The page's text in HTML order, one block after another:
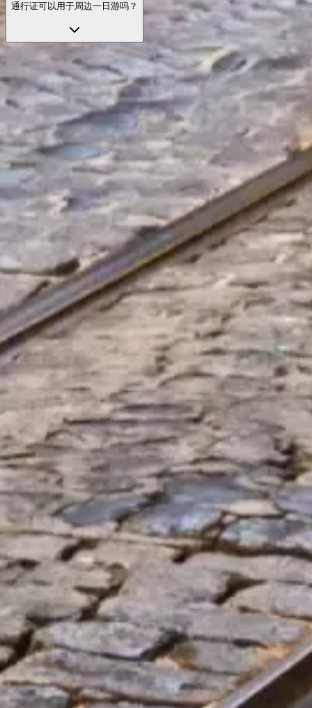
通行证可以用于周边一日游吗？
使用您的门票免排队入场
探索我们精选的门票选项，享受优先入场和专业讲解，让行程
更轻松。
预订门票
里斯本旅游通行证指南
独立且实用的信息，讲解通行证包含内容、激活要点以及如何
聪明规划城市一日游。
© 2026 本网站为独立运营，与市政交通、具体博物馆或旅游
机构无官方隶属关系。
本网站 lisboncard.pt 是一个独立的信息平台，专注于 里斯本旅
游通行证。
所有注册商标均归其各自所有者所有。有关门票的咨询，请直
接联系票务供应商。
联系我们
快速链接
选择门票
开放时间
看什么
常见问题
法律
法律声明
关于我们
隐私政策